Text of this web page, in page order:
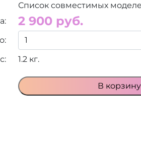
Список совместимых
2 900 руб.
1.2 кг.
В корзину